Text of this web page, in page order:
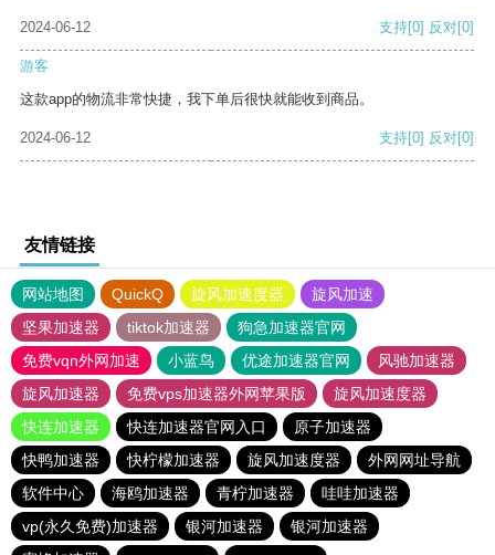
2024-06-12 支持[0] 反对[0]
游客
这款app的物流非常快捷，我下单后很快就能收到商品。
2024-06-12 支持[0] 反对[0]
友情链接
网站地图 QuickQ 旋风加速度器
旋风加速
坚果加速器
tiktok加速器
狗急加速器官网
免费vqn外网加速
小蓝鸟 优途加速器官网
风驰加速器
旋风加速器
免费vps加速器外网苹果版
旋风加速度器
快连加速器
快连加速器官网入口
原子加速器
快鸭加速器
快柠檬加速器 旋风加速度器
外网网址导航
软件中心
海鸥加速器 青柠加速器
哇哇加速器
vp(永久免费)加速器
银河加速器
银河加速器